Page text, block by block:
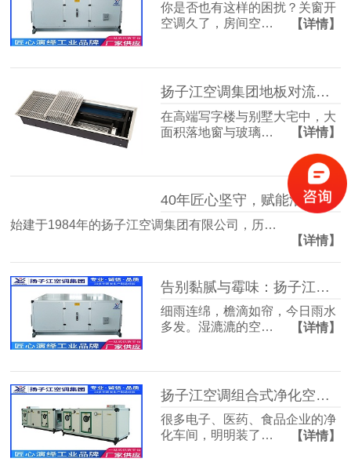
你是否也有这样的困扰？关窗开
空调久了，房间空…
【详情】
扬子江空调集团地板对流器：破解冬冷夏热难题，打造四季如春的舒适空间
在高端写字楼与别墅大宅中，大
面积落地窗与玻璃…
【详情】
40年匠心坚守，赋能洁净空气未来
始建于1984年的扬子江空调集团有限公司，历…
【详情】
告别黏腻与霉味：扬子江空调的梅雨季舒适生活指南
细雨连绵，檐滴如帘，今日雨水
多发。湿漉漉的空…
【详情】
扬子江空调组合式净化空调箱，彻底解决车间洁净度不达标难题
很多电子、医药、食品企业的净
化车间，明明装了…
【详情】